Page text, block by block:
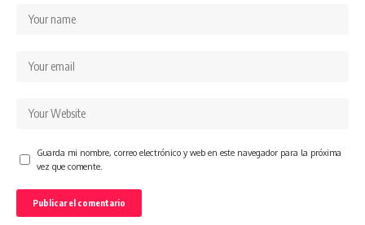
Guarda mi nombre, correo electrónico y web en este navegador para la próxima
vez que comente.